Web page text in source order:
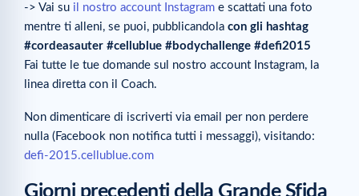
-> Vai su il nostro account Instagram e scattati una foto
mentre ti alleni, se puoi, pubblicandola con gli hashtag
#cordeasauter #cellublue #bodychallenge #defi2015
Fai tutte le tue domande sul nostro account Instagram, la
linea diretta con il Coach.
Non dimenticare di iscriverti via email per non perdere
nulla (Facebook non notifica tutti i messaggi), visitando:
defi-2015.cellublue.com
Giorni precedenti della Grande Sfida